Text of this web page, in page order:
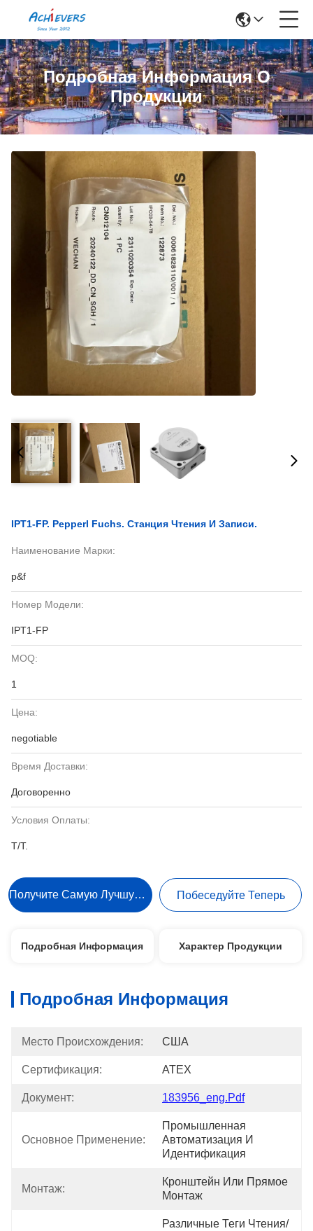
Подробная Информация О
Продукции
IPT1-FP. Pepperl Fuchs. Станция Чтения И Записи.
Наименование Марки:
p&f
Номер Модели:
IPT1-FP
MOQ:
1
Цена:
negotiable
Время Доставки:
Договоренно
Условия Оплаты:
T/T.
Получите Самую Лучшую Цену Побеседуйте Теперь
Подробная Информация Характер Продукции
Подробная Информация
Место Происхождения: США
Сертификация: ATEX
Документ: 183956_eng.pdf
Основное Применение:
Промышленная
Автоматизация И
Идентификация
Монтаж:
Кронштейн Или Прямое
Монтаж
Различные Теги Чтения/